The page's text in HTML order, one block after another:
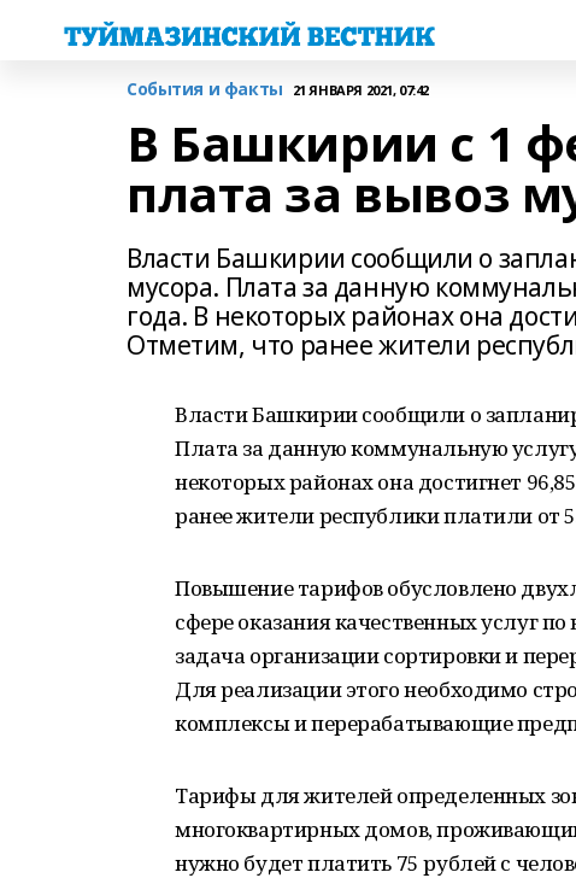
События и факты 21 ЯНВАРЯ 2021, 07:42
В Башкирии с 1
плата за вывоз
Власти Башкирии сообщили о
мусора. Плата за данную
года. В некоторых районах она
Отметим, что ранее жители
Власти Башкирии сообщили о
Плата за данную коммунальную
некоторых районах она достигнет
ранее жители республики платили от
Повышение тарифов обусловлено
сфере оказания качественных услуг
задача организации сортировки и
Для реализации этого необходимо
комплексы и перерабатывающие
Тарифы для жителей определенных
многоквартирных домов,
нужно будет платить 75 рублей с